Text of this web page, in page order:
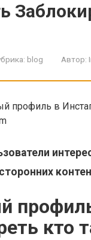
blog Автор:
профиль в
кто